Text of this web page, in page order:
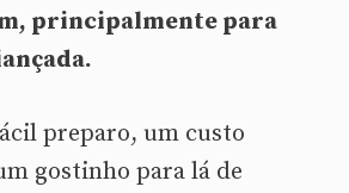
principalmente para
preparo, um custo
gostinho para lá de